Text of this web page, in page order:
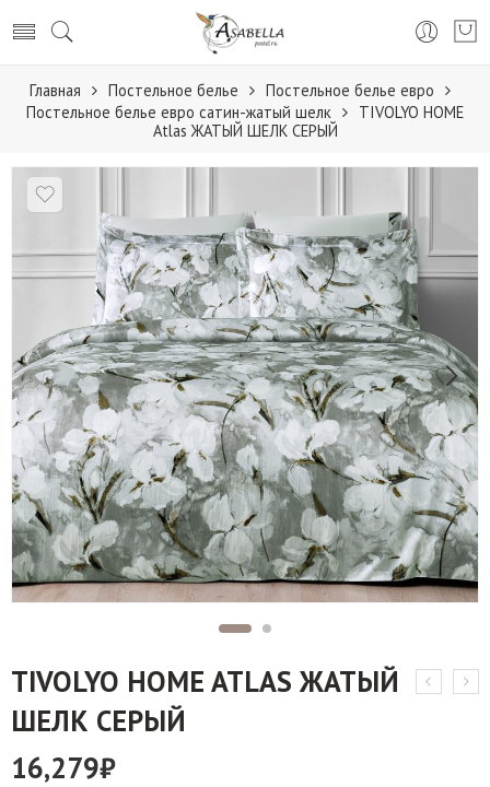
Главная Постельное белье
Постельное белье евро
Постельное белье евро сатин-жатый шелк
TIVOLYO HOME
Atlas ЖАТЫЙ ШЕЛК СЕРЫЙ
TIVOLYO HOME ATLAS ЖАТЫЙ
ШЕЛК СЕРЫЙ
16,279₽